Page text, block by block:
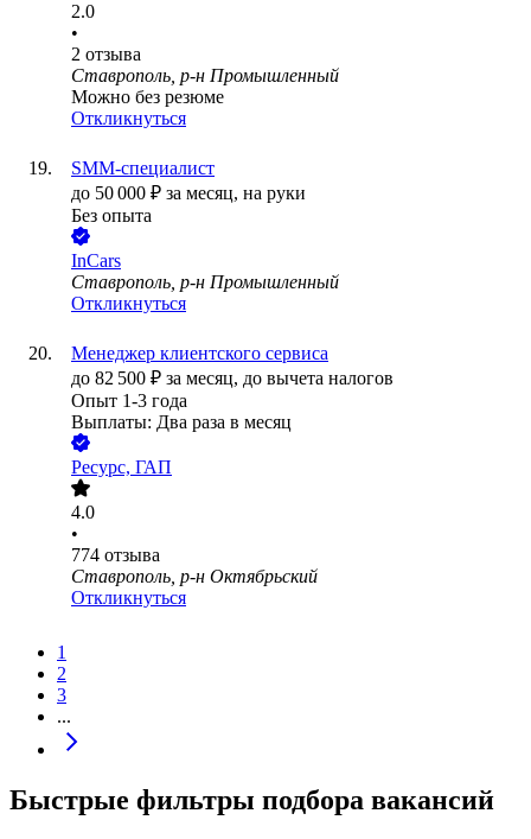
2.0
•
2 отзыва
Ставрополь, р-н Промышленный
Можно без резюме
Откликнуться
SMM-специалист
до 50 000 ₽ за месяц, на руки
Без опыта
InCars
Ставрополь, р-н Промышленный
Откликнуться
Менеджер клиентского сервиса
до 82 500 ₽ за месяц, до вычета налогов
Опыт 1-3 года
Выплаты: Два раза в месяц
Ресурс, ГАП
4.0
•
774 отзыва
Ставрополь, р-н Октябрьский
Откликнуться
1
2
3
...
Быстрые фильтры подбора вакансий